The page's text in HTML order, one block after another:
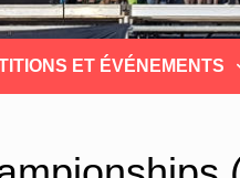
ET ÉVÉNEMENTS